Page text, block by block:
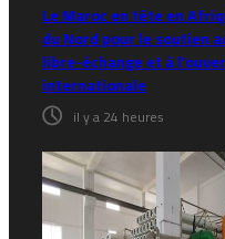
Le Maroc en tête en
du Nord pour le soutien
libre-échange et à
internationale
il y a 24 heures